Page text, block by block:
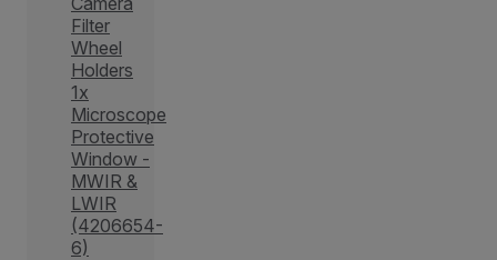
Filter
Wheel
Holders
1x
Microscope
Protective
Window -
MWIR &
LWIR
(4206654-
6)